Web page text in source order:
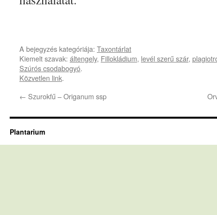
A bejegyzés kategóriája: Taxontárlat
Kiemelt szavak: áltengely, Fillokládium, levél szerű szár,
Szúrós csodabogyó.
Közvetlen link.
← Szurokfű – Origanum ssp
Plantarium